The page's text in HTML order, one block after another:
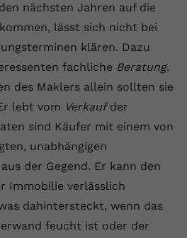
nächsten Jahren auf die
lässt sich nicht bei
klären. Dazu
fachliche Beratung.
des Maklers allein sollten sie
lebt vom Verkaufder
sind Käufer mit einem von
unabhängigen
der Gegend. Er kann den
Immobilie verlässlich
dahintersteckt, wenn das
feucht ist oder der